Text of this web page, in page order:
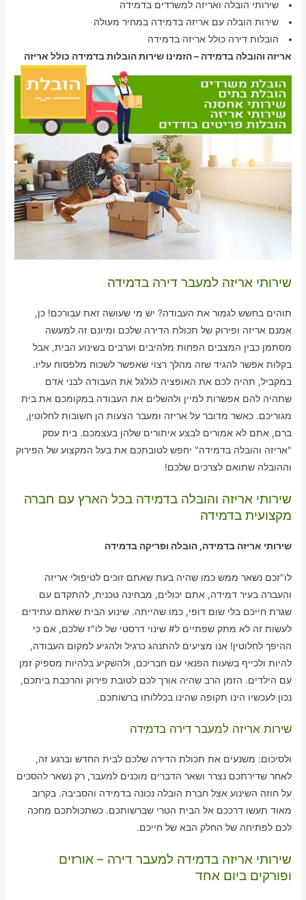
שירותי הובלה ואריזה למשרדים בדמידה
שירות הובלה עם אריזה בדמידה במחיר מעולה
הובלות דירה כולל אריזה בדמידה
אריזה והובלה בדמידה – הזמינו שירות הובלות בדמידה כולל אריזה
שירותי אריזה למעבר דירה בדמידה
תוהים בחשש לגמור את העבודה? יש מי שעושה זאת עבורכם! כן,
אמנם אריזה ופירוק של תכולת הדירה שלכם ומיונם זה למעשה
מסתמן כבין המצבים הפחות מלהיבים וערבים בשינוע הבית, אבל
בקלות אפשר להגיד שזה מהלך רצוי שאפשר לשכוח מלפסוח עליו.
במקביל, תהיה לכם את האופציה לגלגל את העבודה לבני אדם
שתהיה להם אפשרות למיין ולהשלים את העבודה במקומכם את בית
מגוריכם. כאשר מדובר על אריזה ומעבר הצעות הן חשובות לחלוטין,
ברם, אתם לא אמורים לבצע איתורים שלהן בעצמכם. בית עסק
"אריזה והובלה בדמידה" יחפש לטובתכם את בעל המקצוע של הפירוק
וההובלה שתואם לצרכים שלכם!
שירותי אריזה והובלה בדמידה בכל הארץ עם חברה
מקצועית בדמידה
שירותי אריזה בדמידה, הובלה ופריקה בדמידה
לו"זכם נשאר ממש כמו שהיה בעת שאתם זוכים לטיפולי אריזה
והעברה בעיר דמידה, אתם יכולים, מבחינה טכנית, להתקדם עם
שגרת חייכם בלי שום דופי, כמו שהייתה. שינוע הבית שאתם עתידים
לעשות זה לא מתק שפתיים ל# שינוי דרסטי של לו"ז שלכם, אם כי
ההיפך לחלוטין! אנו מציעים להתנהג כרגיל ולהגיע למקום העבודה,
להיות ולכייף בשעות הפנאי עם חבריכם, ולהשקיע בלהיות מספיק זמן
עם הילדים. הזמן הרב שהיה אורך לכם לטובת פירוק והרכבת ביתכם,
נכון לעכשיו הינו תקופה שהינו בכללותו ברשותכם.
שירות אריזה למעבר דירה בדמידה
ולסיכום: משנעים את תכולת הדירה שלכם לבית החדש וברגע זה,
לאחר שדירתכם נצרר ושאר הדברים מוכנים למעבר, רק נשאר להסכים
על חוזה השינוע אצל חברת הובלה נכונה בדמידה והסביבה. בקרוב
מאוד תעשו דרככם אל הבית הטרי שברשותכם. כשתכולתכם מחכה
לכם לפתיחה של החלק הבא של חייכם.
שירותי אריזה בדמידה למעבר דירה – אורזים
ופורקים ביום אחד